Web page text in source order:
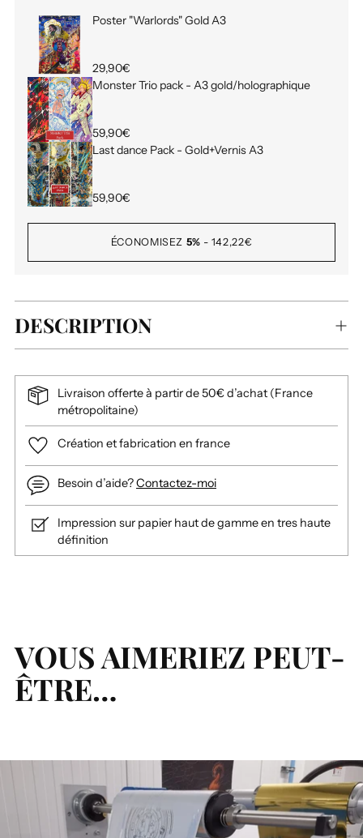
Poster "Warlords" Gold A3
29,90€
Monster Trio pack - A3 gold/holographique
59,90€
Last dance Pack - Gold+Vernis A3
59,90€
ÉCONOMISEZ 5% - 142,22€
DESCRIPTION
Livraison offerte à partir de 50€ d’achat (France
métropolitaine)
Création et fabrication en france
Besoin d’aide?Contactez-moi
Impression sur papier haut de gamme en tres haute
définition
votre
panier
VOUS AIMERIEZ PEUT-
ÊTRE…